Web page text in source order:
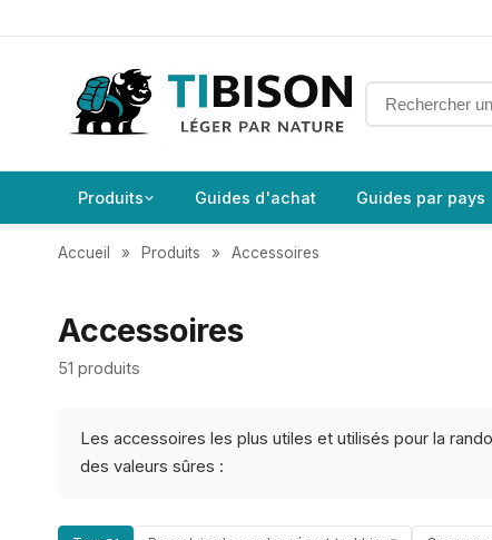
Produits Guides d'achat Guides par pays
Accueil » Produits » Accessoires
Accessoires
51 produits
Les accessoires les plus utiles et utilisés pour la
des valeurs sûres :